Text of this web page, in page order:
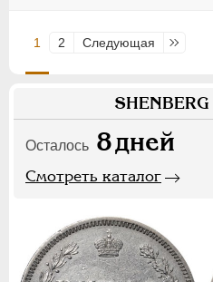
1 2 Следующая
Осталось 8дней
Смотреть каталог